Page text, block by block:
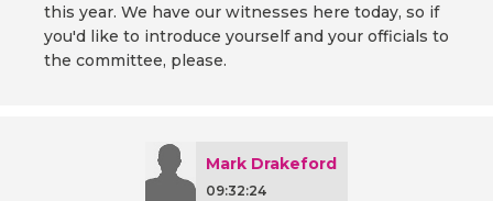
this year. We have our witnesses here today, so if
you'd like to introduce yourself and your officials to
the committee, please.
Mark Drakeford
09:32:24